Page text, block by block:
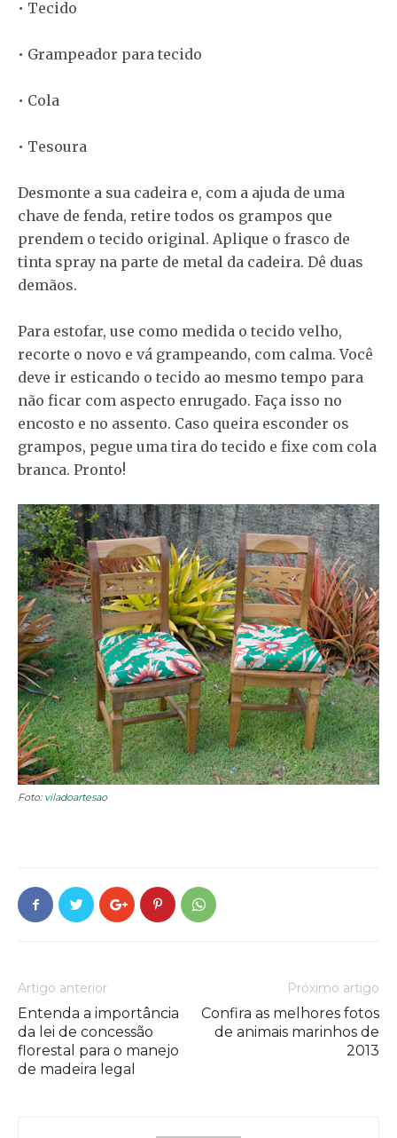
• Tecido
• Grampeador para tecido
• Cola
• Tesoura
Desmonte a sua cadeira e, com a ajuda de uma
chave de fenda, retire todos os grampos que
prendem o tecido original. Aplique o frasco de
tinta spray na parte de metal da cadeira. Dê duas
demãos.
Para estofar, use como medida o tecido velho,
recorte o novo e vá grampeando, com calma. Você
deve ir esticando o tecido ao mesmo tempo para
não ficar com aspecto enrugado. Faça isso no
encosto e no assento. Caso queira esconder os
grampos, pegue uma tira do tecido e fixe com cola
branca. Pronto!
Foto: viladoartesao
Artigo anterior
Entenda a importância
da lei de concessão
florestal para o manejo
de madeira legal
Próximo artigo
Confira as melhores fotos
de animais marinhos de
2013